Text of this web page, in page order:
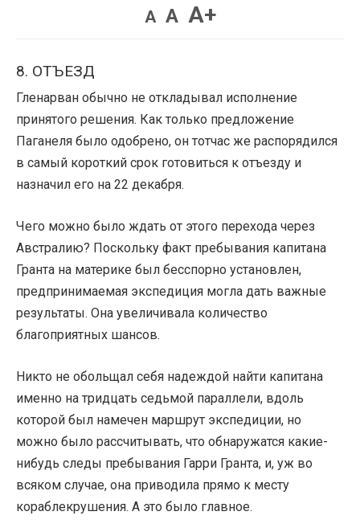
AУменьшить
AВернуть
A+Увеличить
8. ОТЪЕЗД
Гленарван обычно не откладывал исполнение
принятого решения. Как только предложение
Паганеля было одобрено, он тотчас же распорядился
в самый короткий срок готовиться к отъезду и
назначил его на 22 декабря.
Чего можно было ждать от этого перехода через
Австралию? Поскольку факт пребывания капитана
Гранта на материке был бесспорно установлен,
предпринимаемая экспедиция могла дать важные
результаты. Она увеличивала количество
благоприятных шансов.
Никто не обольщал себя надеждой найти капитана
именно на тридцать седьмой параллели, вдоль
которой был намечен маршрут экспедиции, но
можно было рассчитывать, что обнаружатся какие-
нибудь следы пребывания Гарри Гранта, и, уж во
всяком случае, она приводила прямо к месту
кораблекрушения. А это было главное.